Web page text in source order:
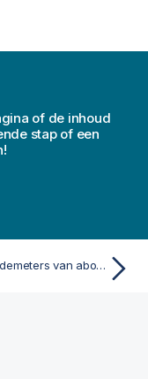
of de inhoud
stap of een
De waardemeters van abonnementen begrijpen